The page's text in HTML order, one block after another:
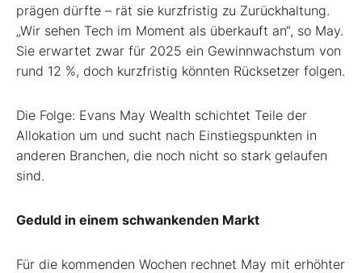
prägen dürfte – rät sie kurzfristig zu Zurückhaltung.
„Wir sehen Tech im Moment als überkauft an“, so May.
Sie erwartet zwar für 2025 ein Gewinnwachstum von
rund 12 %, doch kurzfristig könnten Rücksetzer folgen.
Die Folge: Evans May Wealth schichtet Teile der
Allokation um und sucht nach Einstiegspunkten in
anderen Branchen, die noch nicht so stark gelaufen
sind.
Geduld in einem schwankenden Markt
Für die kommenden Wochen rechnet May mit erhöhter